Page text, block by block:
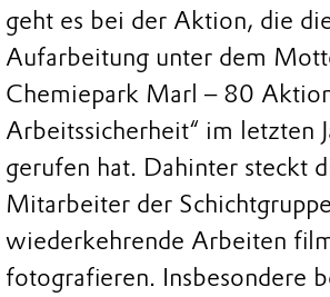
geht es bei der Aktion, die
Aufarbeitung unter dem
Chemiepark Marl – 80
Arbeitssicherheit“ im letzten
gerufen hat. Dahinter steckt
Mitarbeiter der
wiederkehrende Arbeiten
fotografieren. Insbesondere